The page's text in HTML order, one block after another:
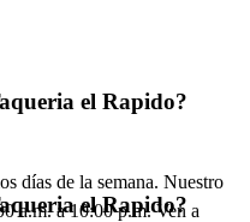
el Rapido?
días de la semana. Nuestro
a.m. a 10:00 p.m. Ven a
el Rapido?